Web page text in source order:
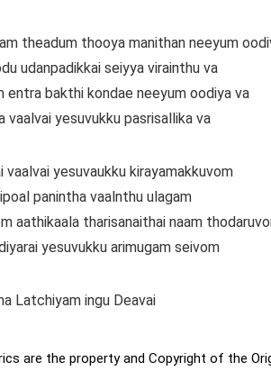
theadum thooya manithan neeyum
udanpadikkai seiyya virainthu va
entra bakthi kondae neeyum oodiya va
vaalvai yesuvukku pasrisallika va
vaalvai yesuvaukku kirayamakkuvom
panintha vaalnthu ulagam
aathikaala tharisanaithai naam
yesuvukku arimugam seivom
Latchiyam ingu Deavai
are the property and Copyright of the